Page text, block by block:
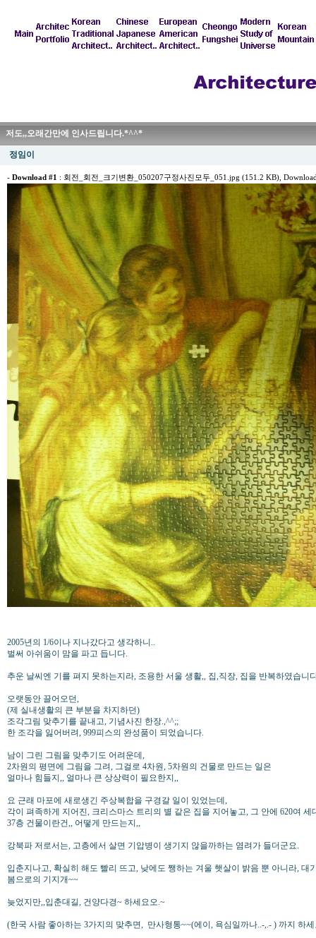
저도,,오래간만에 인사드립니다.*^^*
정임이
- Download #1 : 회전_회전_크기변환_050207구정사진모두_051.jpg (151.2 KB) ,
2005년의 1/6이나 지나갔다고 생각하니..
벌써 아쉬움이 맘을 파고 듭니다.
추운 날씨엔 기를 펴지 못하는지라, 조용한 서울 생활,, 집,직장, 집을 반복하였습니
오랫동안 끌어오던,
(제 실내생활의 큰 부분을 차지하던)
조각그림 맞추기를 끝내고, 기념사진 한장.,^^;;
한 조각을 잃어버려, 999피스의 완성품이 되었습니다.
남이 그린 그림을 맞추기도 어려운데,
2차원의 평면에 그림을 그려, 그걸로 4차원, 5차원의 건물로 만드는 일은
얼마나 힘들지,, 얼마나 큰 상상력이 필요한지,,
요 근래 마포에 새로생긴 주상복합을 구경갈 일이 있었는데,
각이 펴족하게 지어진, 크리스마스 트리의 별 같은 집을 지어놓고, 그 안에 620여 세
37층 건물이란건,, 어떻게 만드는지,,
강북파 저로서는, 고층에서 살면 기압병이 생기지 않을까하는 염려가 들더군요.
입춘지나고, 확실히 해도 빨리 뜨고, 낮에도 쨍하는 겨울 햇살이 밝음 뿐 아니라, 대
봄으로의 기지개~~
늦었지만,,입춘대길, 건양다경~ 하세요오.~
(한국 사람 좋아하는 3가지의 맞추면, 만사형통~~(에이, 욕심일까나..-,.- ) 까지 하